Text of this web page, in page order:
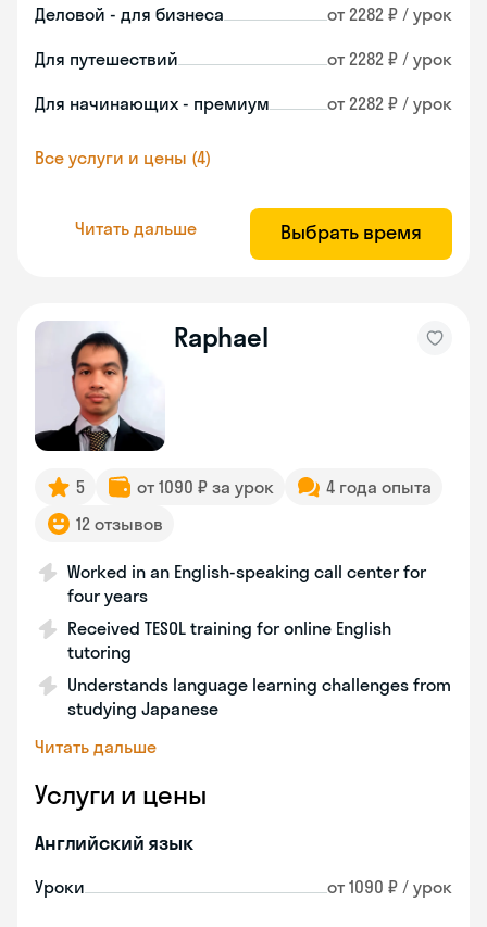
Деловой - для бизнеса от 2282 ₽ / урок
Для путешествий от 2282 ₽ / урок
Для начинающих - премиум от 2282 ₽ / урок
Все услуги и цены (4)
Читать дальше Выбрать время
Raphael
5 от 1090 ₽ за урок
4 года опыта
12 отзывов
Worked in an English-speaking call center for
four years
Received TESOL training for online English
tutoring
Understands language learning challenges from
studying Japanese
Читать дальше
Услуги и цены
Английский язык
Уроки от 1090 ₽ / урок